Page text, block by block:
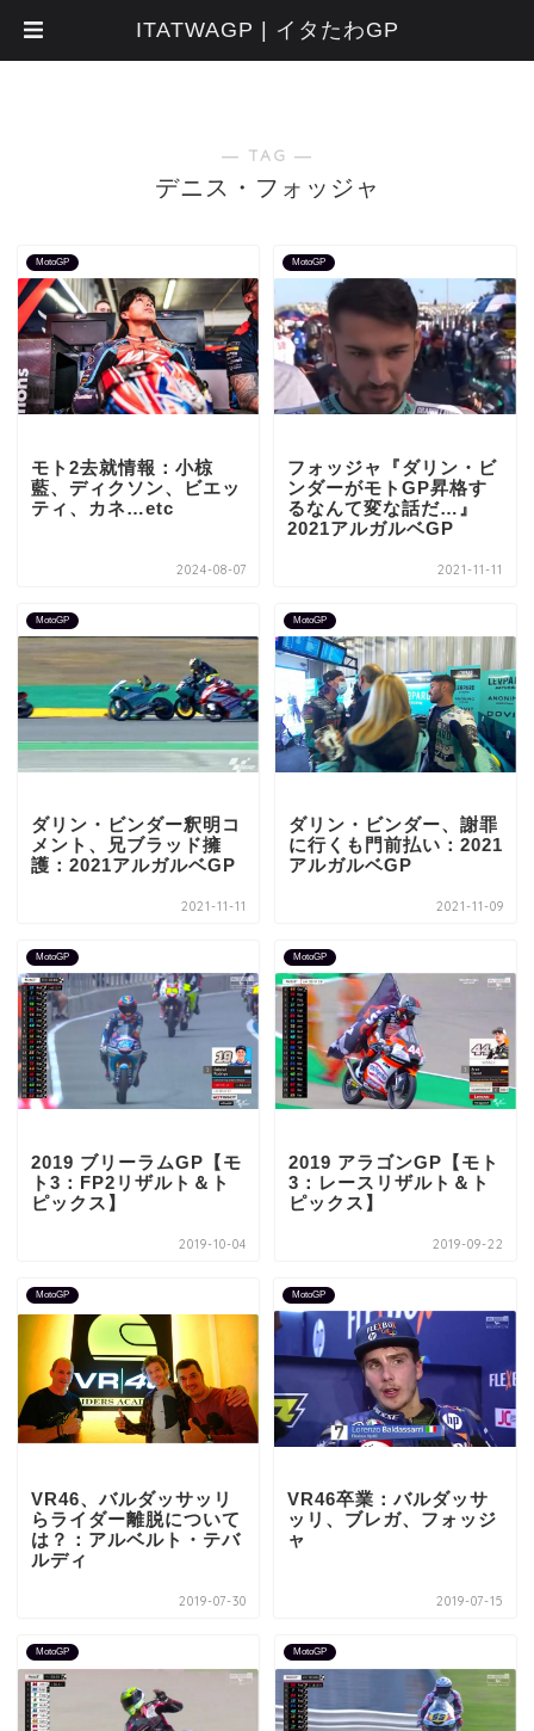
― TAG ―
デニス・フォッジャ
MotoGP
モト2去就情報：小椋
藍、ディクソン、ビエッ
ティ、カネ…etc
2024-08-07
MotoGP
フォッジャ『ダリン・ビ
ンダーがモトGP昇格す
るなんて変な話だ…』
2021アルガルベGP
2021-11-11
MotoGP
ダリン・ビンダー釈明コ
メント、兄ブラッド擁
護：2021アルガルベGP
2021-11-11
MotoGP
ダリン・ビンダー、謝罪
に行くも門前払い：2021
アルガルベGP
2021-11-09
MotoGP
2019 ブリーラムGP【モ
ト3：FP2リザルト＆ト
ピックス】
2019-10-04
MotoGP
2019 アラゴンGP【モト
3：レースリザルト＆ト
ピックス】
2019-09-22
MotoGP
VR46、バルダッサッリ
らライダー離脱について
は？：アルベルト・テバ
ルディ
2019-07-30
MotoGP
VR46卒業：バルダッサ
ッリ、ブレガ、フォッジ
ャ
2019-07-15
MotoGP MotoGP
ITATWAGP | イタたわGP